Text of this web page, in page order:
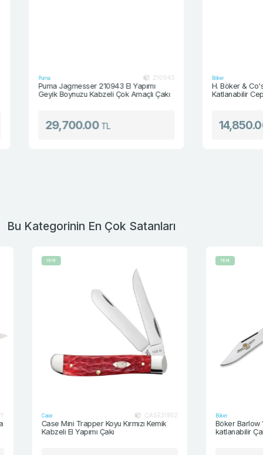
210943
Puma Jagmesser 210943 El Yapımı
Geyik Boynuzu Kabzeli Çok Amaçlı Çakı
29,700.00TL
H. Böker & Co's
Katlanabilir Cep
14,850.00
Bu Kategorinin En Çok Satanları
CASE31952
Case Mini Trapper Koyu Kırmızı Kemik
Kabzeli El Yapımı Çakı
Böker Barlow 150.
katlanabilir Çakı